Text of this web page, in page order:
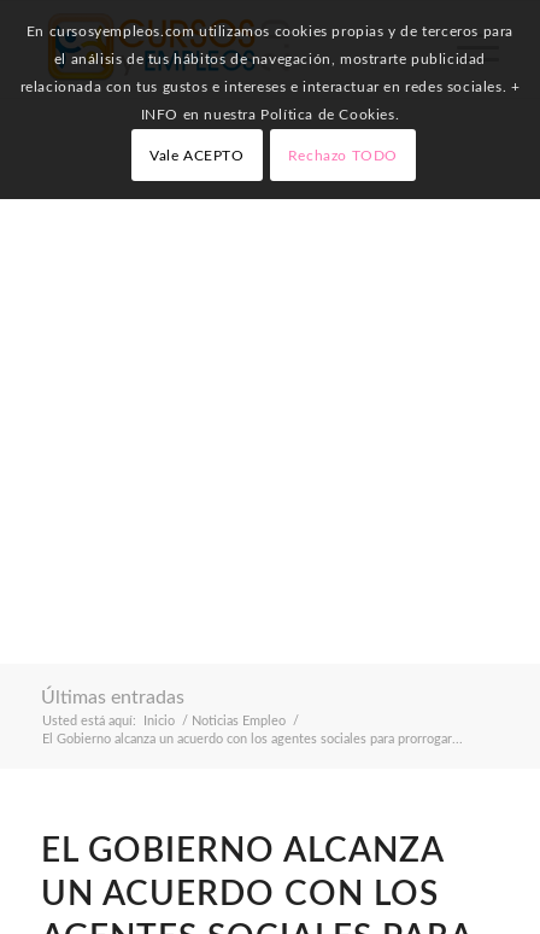
Últimas entradas
Usted está aquí: Inicio / Noticias Empleo
/
El Gobierno alcanza un acuerdo con los agentes sociales para prorrogar...
EL GOBIERNO ALCANZA
UN ACUERDO CON LOS
En cursosyempleos.com utilizamos cookies propias y de terceros para
el análisis de tus hábitos de navegación, mostrarte publicidad
relacionada con tus gustos e intereses e interactuar en redes sociales. +
INFO en nuestra Política de Cookies.
Vale ACEPTO Rechazo TODO